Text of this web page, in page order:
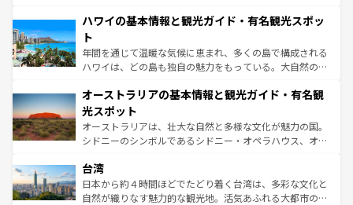
着のスイス情報はコンテンツ一覧を参照してほしい。
のような巨大都市は、観光、ショッピング、エンターテイ
ンメントが詰まった刺激的なスポットだ。一方、アメリカ
西部には大自然が広がり、グランドキャニオンやイエロー
ストーン国立公園といった絶景が堪能できる。さらに、南
文化が魅力。旅行者はアメリカの各地域で異なる魅力を楽
しみながら、その多様性と豊かな歴史を感じることができ
るだろう。車でのロードトリップや列車の旅も、アメリカ
ならではの贅沢な旅のスタイルだ。 なお、新着のアメリカ
情報は コンテンツ一覧 を参照してほしい。
ハワイの基本情報と観光ガイド・有名観光スポッ
ト
年間を通じて温暖な気候に恵まれ、多くの島で構成される
ハワイは、どの島も独自の魅力をもっている。大自然の神
ワイ島は見逃せない。また、定番の観光地といえばオアフ
島だが、静かな自然を求めるならマウイ島やカウアイ島が
おすすめ。エメラルドグリーンに輝く海をはじめ、豊かな
文化や歴史が息づいている。「アロハスピリット」と呼ば
人々、おいしいローカルフードやハワイアンミュージッ
ク、伝統的なフラダンスなど、すべてがハワイの魅力を彩
っている。訪れるたびに新しい発見と感動が待っているハ
オーストラリアの基本情報と観光ガイド・有名観
光スポット
オーストラリアは、壮大な自然と多様な文化が魅力の国。
シドニーのシンボルであるシドニー・オペラハウス、オー
リアリーフや大陸中央部にそびえるウルル（エアーズロッ
ク）、タスマニアの美しい原生林やケアンズの熱帯雨林な
ど、見どころがたくさん。また、カフェやワイン、オージ
台湾
日本から約４時間ほどでたどり着く台湾は、多彩な文化と
自然が織りなす魅力的な観光地。活気あふれる大都市の台